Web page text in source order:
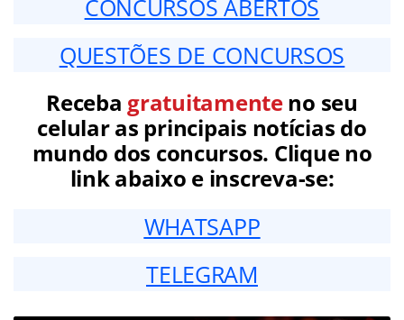
CONCURSOS ABERTOS
QUESTÕES DE CONCURSOS
Receba gratuitamenteno seu
celular as principais notícias do
mundo dos concursos. Clique no
link abaixo e inscreva-se:
WHATSAPP
TELEGRAM